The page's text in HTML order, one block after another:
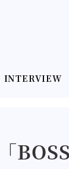
INTERVIEW